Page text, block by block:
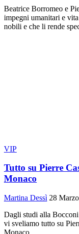
Beatrice Borromeo e
impegni umanitari e
nobili e che li rende
VIP
Tutto su Pierre
Monaco
Martina Dessì 28
Dagli studi alla
vi sveliamo tutto su
Monaco